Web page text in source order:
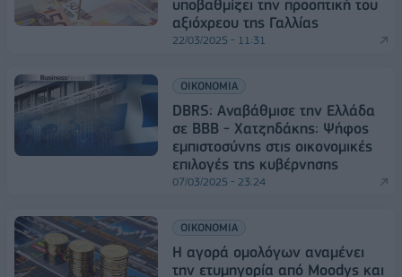
υποβαθμίζει την προοπτική του
αξιόχρεου της Γαλλίας
22/03/2025 - 11:31
ΟΙΚΟΝΟΜΙΑ
DBRS: Αναβάθμισε την Ελλάδα
σε BBB - Χατζηδάκης: Ψήφος
εμπιστοσύνης στις οικονομικές
επιλογές της κυβέρνησης
07/03/2025 - 23:24
ΟΙΚΟΝΟΜΙΑ
H αγορά ομολόγων αναμένει
την ετυμηγορία από Moodys και